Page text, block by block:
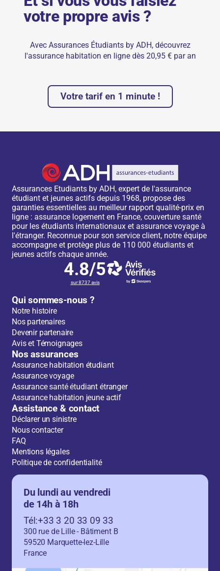
votre propre avis ?
Avec Assurances Étudiants by ADH, découvrez
l'assurance habitation en ligne dès 20,95 € par an
Votre tarif en 1 minute !
Assurances Etudiants by ADH, expert de l'assurance
étudiant et jeunes actifs depuis 1968, propose des
garanties essentielles au meilleur rapport qualité-prix en
ligne : assurance logement en France, couverture santé
pour les étudiants internationaux et assurance voyage à
l'étranger. Reconnue pour son service client, notre équipe
accompagne et protège plus de 110 000 étudiants et
jeunes actifs chaque année.
4.8/5
sur 8737 avis
Qui sommes-nous ?
Notre histoire
Nos partenaires
Devenir partenaire
Avis et Témoignages
Nos assurances
Assurance habitation étudiant
Assurance voyage
Assurance santé étudiant étranger
Assurance habitation jeune actif
Assistance & contact
Déclarer un sinistre
Nous contacter
FAQ
Mentions légales
Politique de confidentialité
Du lundi au vendredi
de 14h à 18h
Tél:+33 3 20 33 09 33
300 rue de Lille - Bâtiment B
59520 Marquette-lez-Lille
France